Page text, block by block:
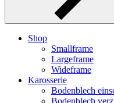
Shop
Smallframe
Largeframe
Wideframe
Karosserie
Bodenblech
Bodenblech